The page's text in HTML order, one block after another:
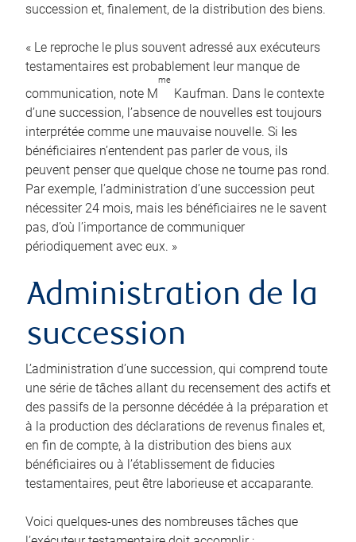
succession et, finalement, de la distribution des biens.
« Le reproche le plus souvent adressé aux exécuteurs
testamentaires est probablement leur manque de
communication, note M
me
Kaufman. Dans le contexte
d’une succession, l’absence de nouvelles est toujours
interprétée comme une mauvaise nouvelle. Si les
bénéficiaires n’entendent pas parler de vous, ils
peuvent penser que quelque chose ne tourne pas rond.
Par exemple, l’administration d’une succession peut
nécessiter 24 mois, mais les bénéficiaires ne le savent
pas, d’où l’importance de communiquer
périodiquement avec eux. »
Administration de la
succession
L’administration d’une succession, qui comprend toute
une série de tâches allant du recensement des actifs et
des passifs de la personne décédée à la préparation et
à la production des déclarations de revenus finales et,
en fin de compte, à la distribution des biens aux
bénéficiaires ou à l’établissement de fiducies
testamentaires, peut être laborieuse et accaparante.
Voici quelques-unes des nombreuses tâches que